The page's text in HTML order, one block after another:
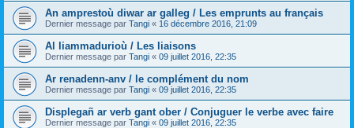
An amprestoù diwar ar galleg / Les emprunts au français
Dernier message par Tangi « 16 décembre 2016, 21:09
Al liammadurioù / Les liaisons
Dernier message par Tangi « 09 juillet 2016, 22:35
Ar renadenn-anv / le complément du nom
Dernier message par Tangi « 09 juillet 2016, 22:35
Displegañ ar verb gant ober / Conjuguer le verbe avec faire
Dernier message par Tangi « 09 juillet 2016, 22:35